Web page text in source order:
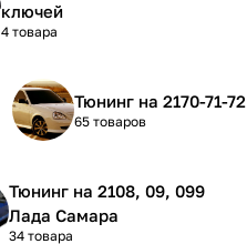
ключей
4 товара
Тюнинг на 2170-71-72
65 товаров
Тюнинг на 2108, 09, 099
Лада Самара
34 товара